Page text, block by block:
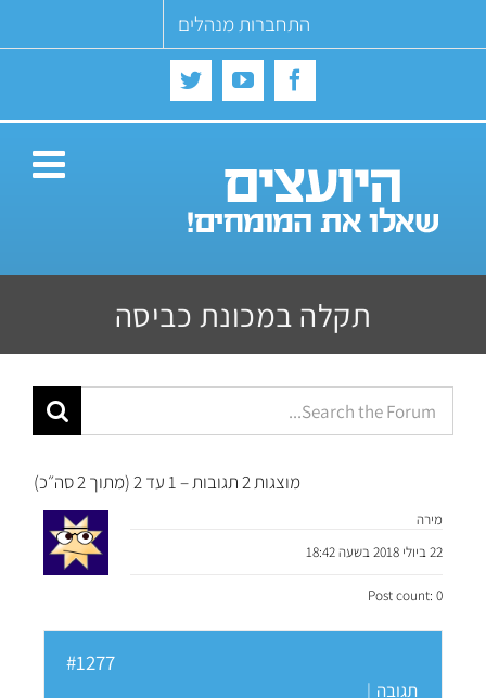
התחברות מנהלים
Facebook
YouTube
Twitter
תקלה במכונת כביסה
מוצגות 2 תגובות – 1 עד 2 (מתוך 2 סה״כ)
מירה
22 ביולי 2018 בשעה 18:42
Post count: 0
#1277
תגובה |